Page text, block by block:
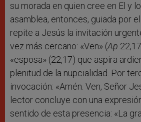
su morada en quien cree en El y
asamblea, entonces, guiada por
repite a Jesús la invitación
vez más cercano: «Ven» (Ap
«esposa» (22,17) que aspira
plenitud de la nupcialidad. Por
invocación: «Amén. Ven, Señor
lector concluye con una
sentido de esta presencia: «La